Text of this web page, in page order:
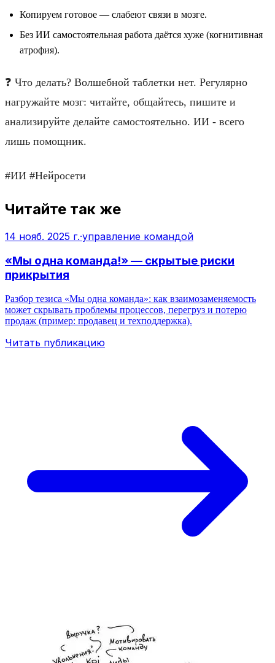
Копируем готовое — слабеют связи в мозге.
Без ИИ самостоятельная работа даётся хуже (когнитивная
атрофия).
❓ Что делать? Волшебной таблетки нет. Регулярно
нагружайте мозг: читайте, общайтесь, пишите и
анализируйте делайте самостоятельно. ИИ - всего
лишь помощник.
#ИИ #Нейросети
Читайте так же
14 нояб. 2025 г.·управление командой
«Мы одна команда!» — скрытые риски
прикрытия
Разбор тезиса «Мы одна команда»: как взаимозаменяемость
может скрывать проблемы процессов, перегруз и потерю
продаж (пример: продавец и техподдержка).
Читать публикацию